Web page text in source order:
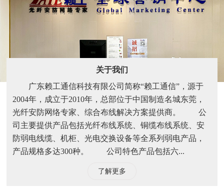
关于我们
广东赖工通信科技有限公司简称“赖工通信”，源于
2004年，成立于2010年，总部位于中国制造名城东莞，
光纤安防网络专家、综合布线解决方案提供商。 公
司主要提供产品包括光纤布线系统、铜缆布线系统、安
防弱电线缆、机柜、光电交换设备等全系列弱电产品，
产品规格多达300种。 公司特色产品包括六...
了解更多